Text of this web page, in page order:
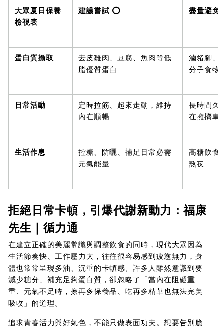
大眾夏日保養
檢視表
建議嘗試 ⭕ 盡量避
蛋白質攝取
去皮雞肉、豆腐、魚肉等低
脂優質蛋白
滷豬腳
分子食
日常活動
定時拉筋、起來走動，維持
內在順暢
長時間
在擁擠
生活作息
控糖、防曬、補足日常必需
元氣能量
高糖飲
熬夜
拒絕日常卡頓，引爆代謝新動力：福康
先生｜循力通
在建立正確的美麗常識與調整飲食的同時，現代大眾因為
生活節奏快、工作壓力大，往往很容易感到疲憊無力，身
體也常常呈現多油、沉重的卡頓感。許多人雖然意識到要
減少糖分、補充足夠蛋白質，卻忽略了「當內在阻礙重
重、元氣不足時，擦再多保養品、吃再多精華也無法完美
吸收」的道理。
追求青春活力與好氣色，不能只做表面功夫。想要告別脆